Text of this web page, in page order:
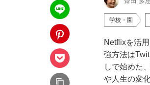
学校・園
Netflixを活
強方法は
しで始めた
や人生の変